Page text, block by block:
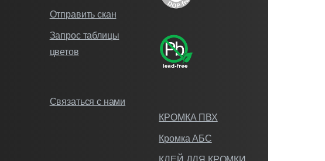
Отправить скан
Запрос таблицы
цветов
Связаться с нами
КРОМКА ПВХ
Кромка АБС